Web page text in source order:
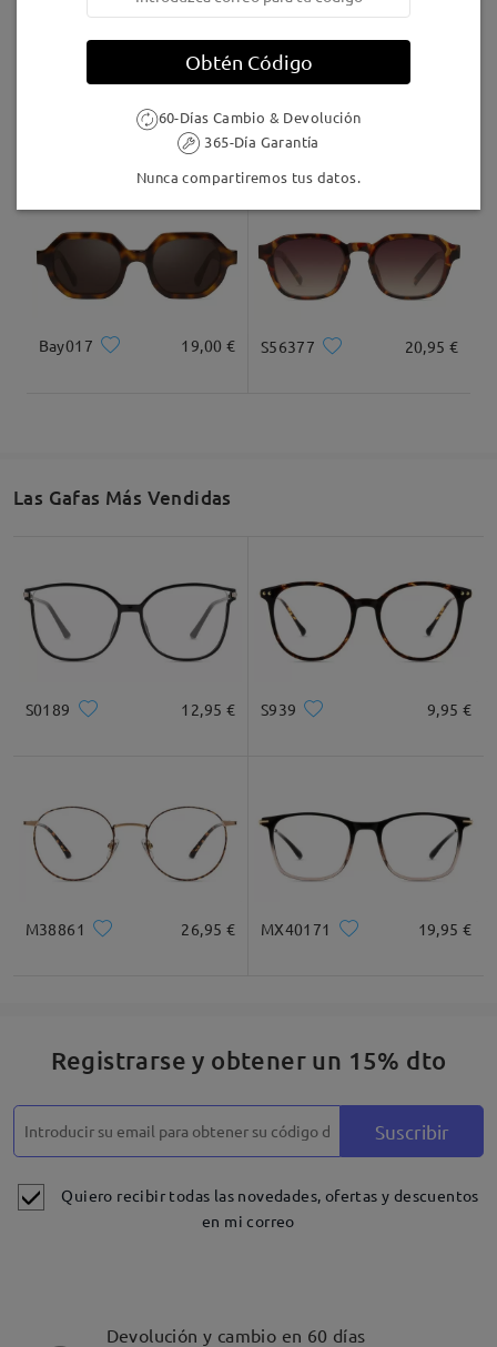
Leer todos los
comentarios
Deje su comentario
26,95 € S74328
Bay017 19,00 € S56377 20,95 €
Las Gafas Más Vendidas
S0189 12,95 € S939 9,95 €
M38861 26,95 € MX40171 19,95 €
Registrarse y obtener un 15% dto
Suscribir
Quiero recibir todas las novedades, ofertas y descuentos
en mi correo
Devolución y cambio en 60 días
Obtén Código
60-Días Cambio & Devolución
365-Día Garantía
Nunca compartiremos tus datos.